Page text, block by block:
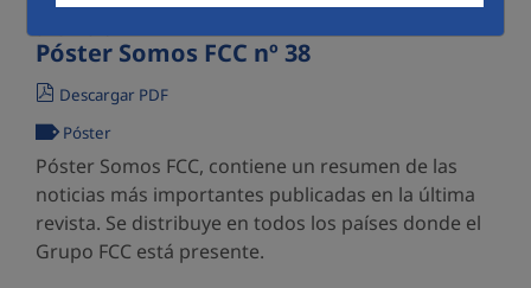
Póster Somos FCC nº 38
Descargar PDF
Póster
Póster Somos FCC, contiene un resumen de las
noticias más importantes publicadas en la última
revista. Se distribuye en todos los países donde el
Grupo FCC está presente.